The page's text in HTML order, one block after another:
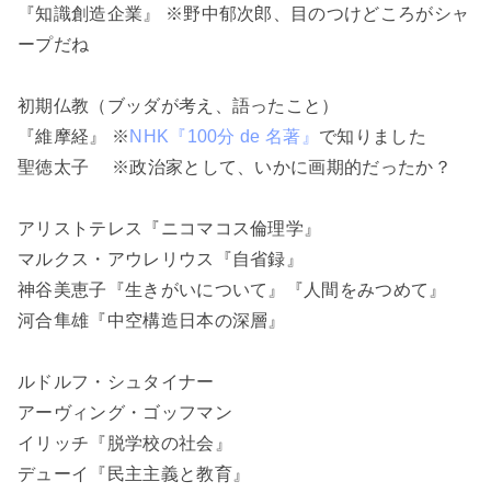
『知識創造企業』 ※野中郁次郎、目のつけどころがシャ
ープだね
初期仏教（ブッダが考え、語ったこと）
『維摩経』 ※ NHK『100分 de 名著』 で知りました
聖徳太子 ※政治家として、いかに画期的だったか？
アリストテレス『ニコマコス倫理学』
マルクス・アウレリウス『自省録』
神谷美恵子『生きがいについて』『人間をみつめて』
河合隼雄『中空構造日本の深層』
ルドルフ・シュタイナー
アーヴィング・ゴッフマン
イリッチ『脱学校の社会』
デューイ『民主主義と教育』